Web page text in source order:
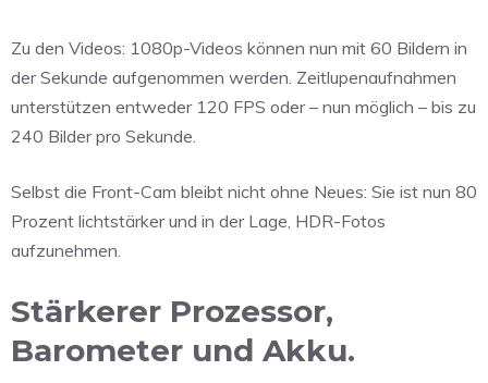
Zu den Videos: 1080p-Videos können nun mit 60 Bildern in
der Sekunde aufgenommen werden. Zeitlupenaufnahmen
unterstützen entweder 120 FPS oder – nun möglich – bis zu
240 Bilder pro Sekunde.
Selbst die Front-Cam bleibt nicht ohne Neues: Sie ist nun 80
Prozent lichtstärker und in der Lage, HDR-Fotos
aufzunehmen.
Stärkerer Prozessor,
Barometer und Akku.